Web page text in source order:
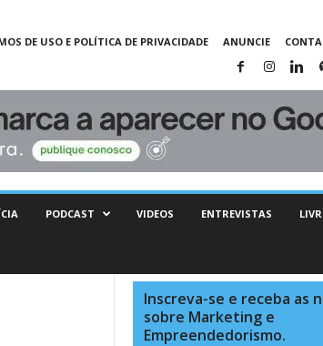
DE USO E POLÍTICA DE PRIVACIDADE ANUNCIE
PODCAST VIDEOS ENTREVISTAS
Inscreva-se e receba as
sobre Marketing e
Empreendedorismo.